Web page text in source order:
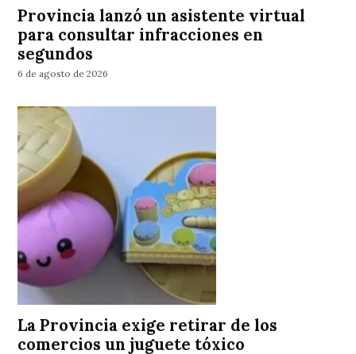
Provincia lanzó un asistente virtual
para consultar infracciones en
segundos
6 de agosto de 2026
La Provincia exige retirar de los
comercios un juguete tóxico